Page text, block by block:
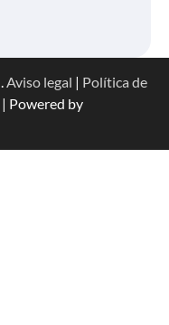
.Aviso legal | Política de
| Powered by